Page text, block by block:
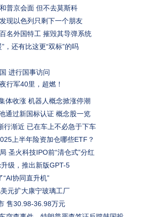
普京会面 但不去莫斯科
现以色列只剩下一个朋友
名外国特工 摧毁其导弹系统
，还有比这更“双标”的吗
进行国事访问
行军40里，超燃！
体收涨 机器人概念掀涨停潮
通过新国标认证 概念股一览
行渐近 已在车上不必急于下车
上半年险资加仓哪些ETF？
圣火科技IPO前“清仓式”分红
级，推出新版GPT-5
协同直升机”
元扩大康宁玻璃工厂
售30.98-36.98万元